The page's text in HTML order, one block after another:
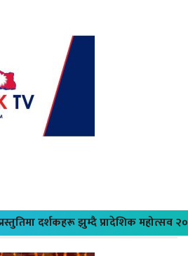
दर्शकहरू झुम्दै प्रादेशिक महोत्सव